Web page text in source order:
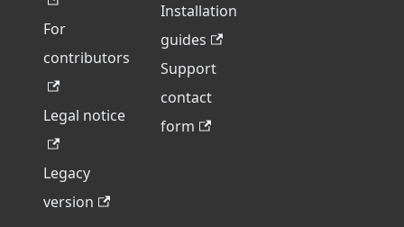
For
contributors
Legal notice
Legacy
version
Installation
guides
Support
contact
form